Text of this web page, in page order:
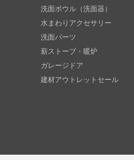
洗面ボウル（洗面器）
水まわりアクセサリー
洗面パーツ
薪ストーブ・暖炉
ガレージドア
建材アウトレットセール